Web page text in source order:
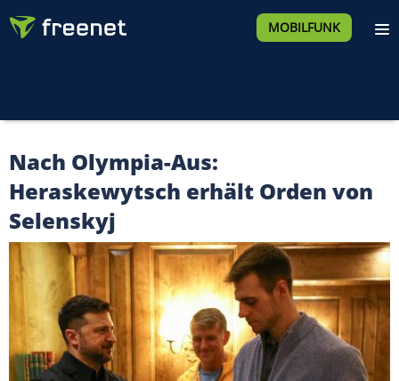
MOBILFUNK
Nach Olympia-Aus:
Heraskewytsch erhält Orden von
Selenskyj